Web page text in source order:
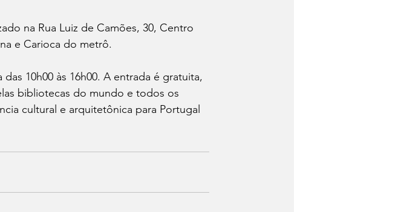
na Rua Luiz de Camões, 30, Centro
e Carioca do metrô.
10h00 às 16h00. A entrada é gratuita,
bibliotecas do mundo e todos os
cultural e arquitetônica para Portugal